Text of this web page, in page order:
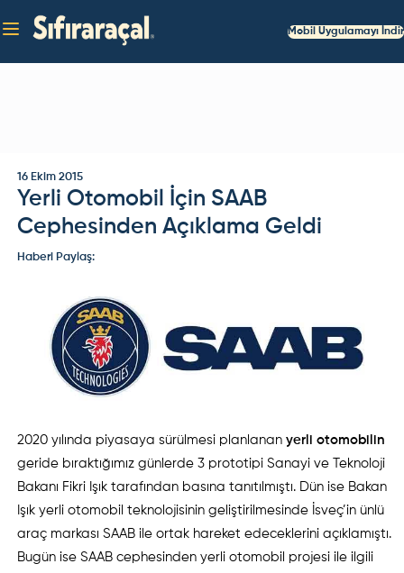
Mobil Uygulamayı İndir
16 Ekim 2015
Yerli Otomobil İçin SAAB
Cephesinden Açıklama Geldi
Haberi Paylaş:
2020 yılında piyasaya sürülmesi planlananyerli otomobilin
geride bıraktığımız günlerde 3 prototipi Sanayi ve Teknoloji
Bakanı Fikri Işık tarafından basına tanıtılmıştı. Dün ise Bakan
Işık yerli otomobil teknolojisinin geliştirilmesinde İsveç’in ünlü
araç markası SAAB ile ortak hareket edeceklerini açıklamıştı.
Bugün ise SAAB cephesinden yerli otomobil projesi ile ilgili